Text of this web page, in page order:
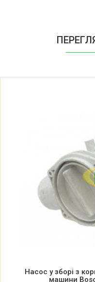
Bosch Siemens
Bosch Siemens
WFV4830DC/04
Bosch Siemens
WFV4830SI/01
Насос у зборі з
машини